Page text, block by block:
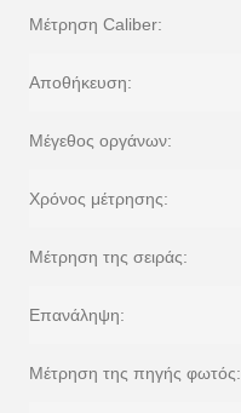
Μέτρηση Caliber:
Αποθήκευση:
Μέγεθος οργάνων:
Χρόνος μέτρησης:
Μέτρηση της σειράς:
Επανάληψη:
Μέτρηση της πηγής φωτός: